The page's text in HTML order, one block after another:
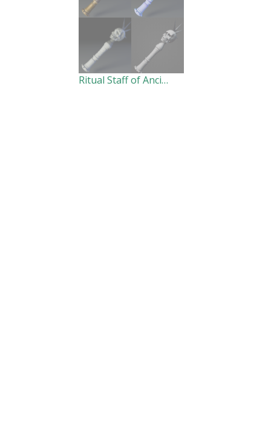
Ritual Staff of Ancient Curse